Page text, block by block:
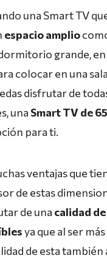
una Smart TV
espacio amplio
grande, en
colocar en una
disfrutar de
una Smart TV de
para ti.
ventajas que
de estas
de una calidad
ya que al ser
de esta también